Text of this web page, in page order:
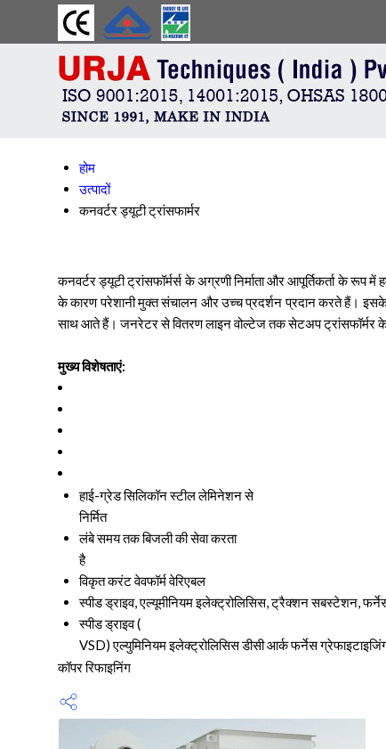
होम
उत्पादों
कनवर्टर ड्यूटी ट्रांसफार्मर
कनवर्टर ड्यूटी ट्रांसफॉर्मर्स के अग्रणी निर्माता और आपूर्तिकर्ता के रूप
के कारण परेशानी मुक्त संचालन और उच्च प्रदर्शन प्रदान करते हैं।
साथ आते हैं। जनरेटर से वितरण लाइन वोल्टेज तक सेटअप ट्रांसफॉर्मर के
मुख्य विशेषताएं:
हाई-ग्रेड सिलिकॉन स्टील लेमिनेशन से
निर्मित
लंबे समय तक बिजली की सेवा करता
है
विकृत करंट वेवफॉर्म वेरिएबल
स्पीड ड्राइव, एल्यूमीनियम इलेक्ट्रोलिसिस, ट्रैक्शन सबस्टेशन,
स्पीड ड्राइव (
VSD) एल्युमिनियम इलेक्ट्रोलिसिस डीसी आर्क फर्नेस
कॉपर रिफाइनिंग